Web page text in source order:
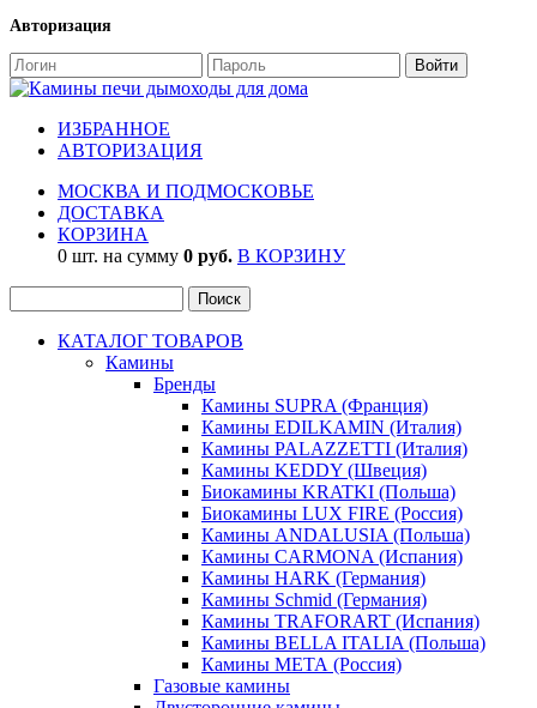
Авторизация
ИЗБРАННОЕ
АВТОРИЗАЦИЯ
МОСКВА И ПОДМОСКОВЬЕ
ДОСТАВКА
КОРЗИНА
0 шт. на сумму 0 руб. В КОРЗИНУ
КАТАЛОГ ТОВАРОВ
Камины
Бренды
Камины SUPRA (Франция)
Камины EDILKAMIN (Италия)
Камины PALAZZETTI (Италия)
Камины KEDDY (Швеция)
Биокамины KRATKI (Польша)
Биокамины LUX FIRE (Россия)
Камины ANDALUSIA (Польша)
Камины CARMONA (Испания)
Камины HARK (Германия)
Камины Schmid (Германия)
Камины TRAFORART (Испания)
Камины BELLA ITALIA (Польша)
Камины МЕТА (Россия)
Газовые камины